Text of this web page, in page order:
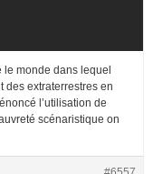
le monde dans lequel
des extraterrestres en
l’utilisation de
scénaristique on